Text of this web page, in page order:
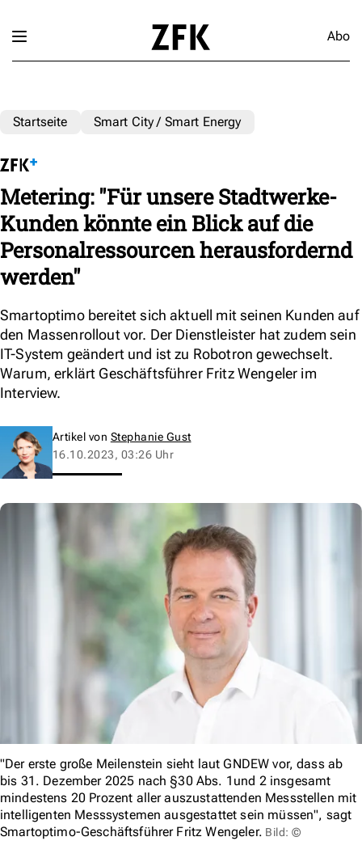
Abo
Startseite Smart City / Smart Energy
Metering: "Für unsere Stadtwerke-
Kunden könnte ein Blick auf die
Personalressourcen herausfordernd
werden"
Smartoptimo bereitet sich aktuell mit seinen Kunden auf
den Massenrollout vor. Der Dienstleister hat zudem sein
IT-System geändert und ist zu Robotron gewechselt.
Warum, erklärt Geschäftsführer Fritz Wengeler im
Interview.
Artikel von Stephanie Gust
16.10.2023, 03:26 Uhr
"Der erste große Meilenstein sieht laut GNDEW vor, dass ab
bis 31. Dezember 2025 nach §30 Abs. 1und 2 insgesamt
mindestens 20 Prozent aller auszustattenden Messstellen mit
intelligenten Messsystemen ausgestattet sein müssen", sagt
Smartoptimo-Geschäftsführer Fritz Wengeler. Bild: ©